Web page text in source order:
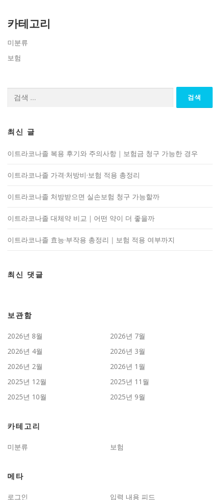
카테고리
미분류
보험
최신 글
이트라코나졸 복용 후기와 주의사항｜보험금 청구 가능한 경우
이트라코나졸 가격·처방비·보험 적용 총정리
이트라코나졸 처방받으면 실손보험 청구 가능할까
이트라코나졸 대체약 비교｜어떤 약이 더 좋을까
이트라코나졸 효능·부작용 총정리｜보험 적용 여부까지
최신 댓글
보관함
2026년 8월
2026년 7월
2026년 4월
2026년 3월
2026년 2월
2026년 1월
2025년 12월
2025년 11월
2025년 10월
2025년 9월
카테고리
미분류 보험
메타
로그인 입력 내용 피드